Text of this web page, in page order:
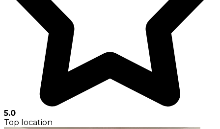
5.0
Top location